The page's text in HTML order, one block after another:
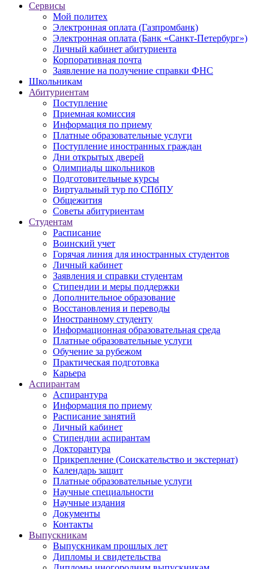
Сервисы
Мой политех
Электронная оплата (Газпромбанк)
Электронная оплата (Банк «Санкт-Петербург»)
Личный кабинет абитуриента
Корпоративная почта
Заявление на получение справки ФНС
Школьникам
Абитуриентам
Поступление
Приемная комиссия
Информация по приему
Платные образовательные услуги
Поступление иностранных граждан
Дни открытых дверей
Олимпиады школьников
Подготовительные курсы
Виртуальный тур по СПбПУ
Общежития
Советы абитуриентам
Студентам
Расписание
Воинский учет
Горячая линия для иностранных студентов
Личный кабинет
Заявления и справки студентам
Стипендии и меры поддержки
Дополнительное образование
Восстановления и переводы
Иностранному студенту
Информационная образовательная среда
Платные образовательные услуги
Обучение за рубежом
Практическая подготовка
Карьера
Аспирантам
Аспирантура
Информация по приему
Расписание занятий
Личный кабинет
Стипендии аспирантам
Докторантура
Прикрепление (Соискательство и экстернат)
Календарь защит
Платные образовательные услуги
Научные специальности
Научные издания
Документы
Контакты
Выпускникам
Выпускникам прошлых лет
Дипломы и свидетельства